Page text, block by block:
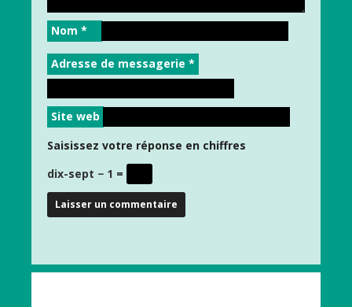
Nom *
Adresse de messagerie *
Site web
Saisissez votre réponse en chiffres
dix-sept − 1 =